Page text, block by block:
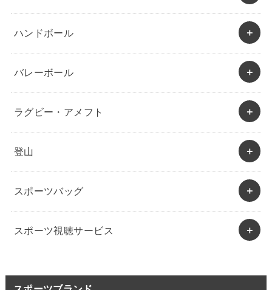
ハンドボール
バレーボール
ラグビー・アメフト
登山
スポーツバッグ
スポーツ視聴サービス